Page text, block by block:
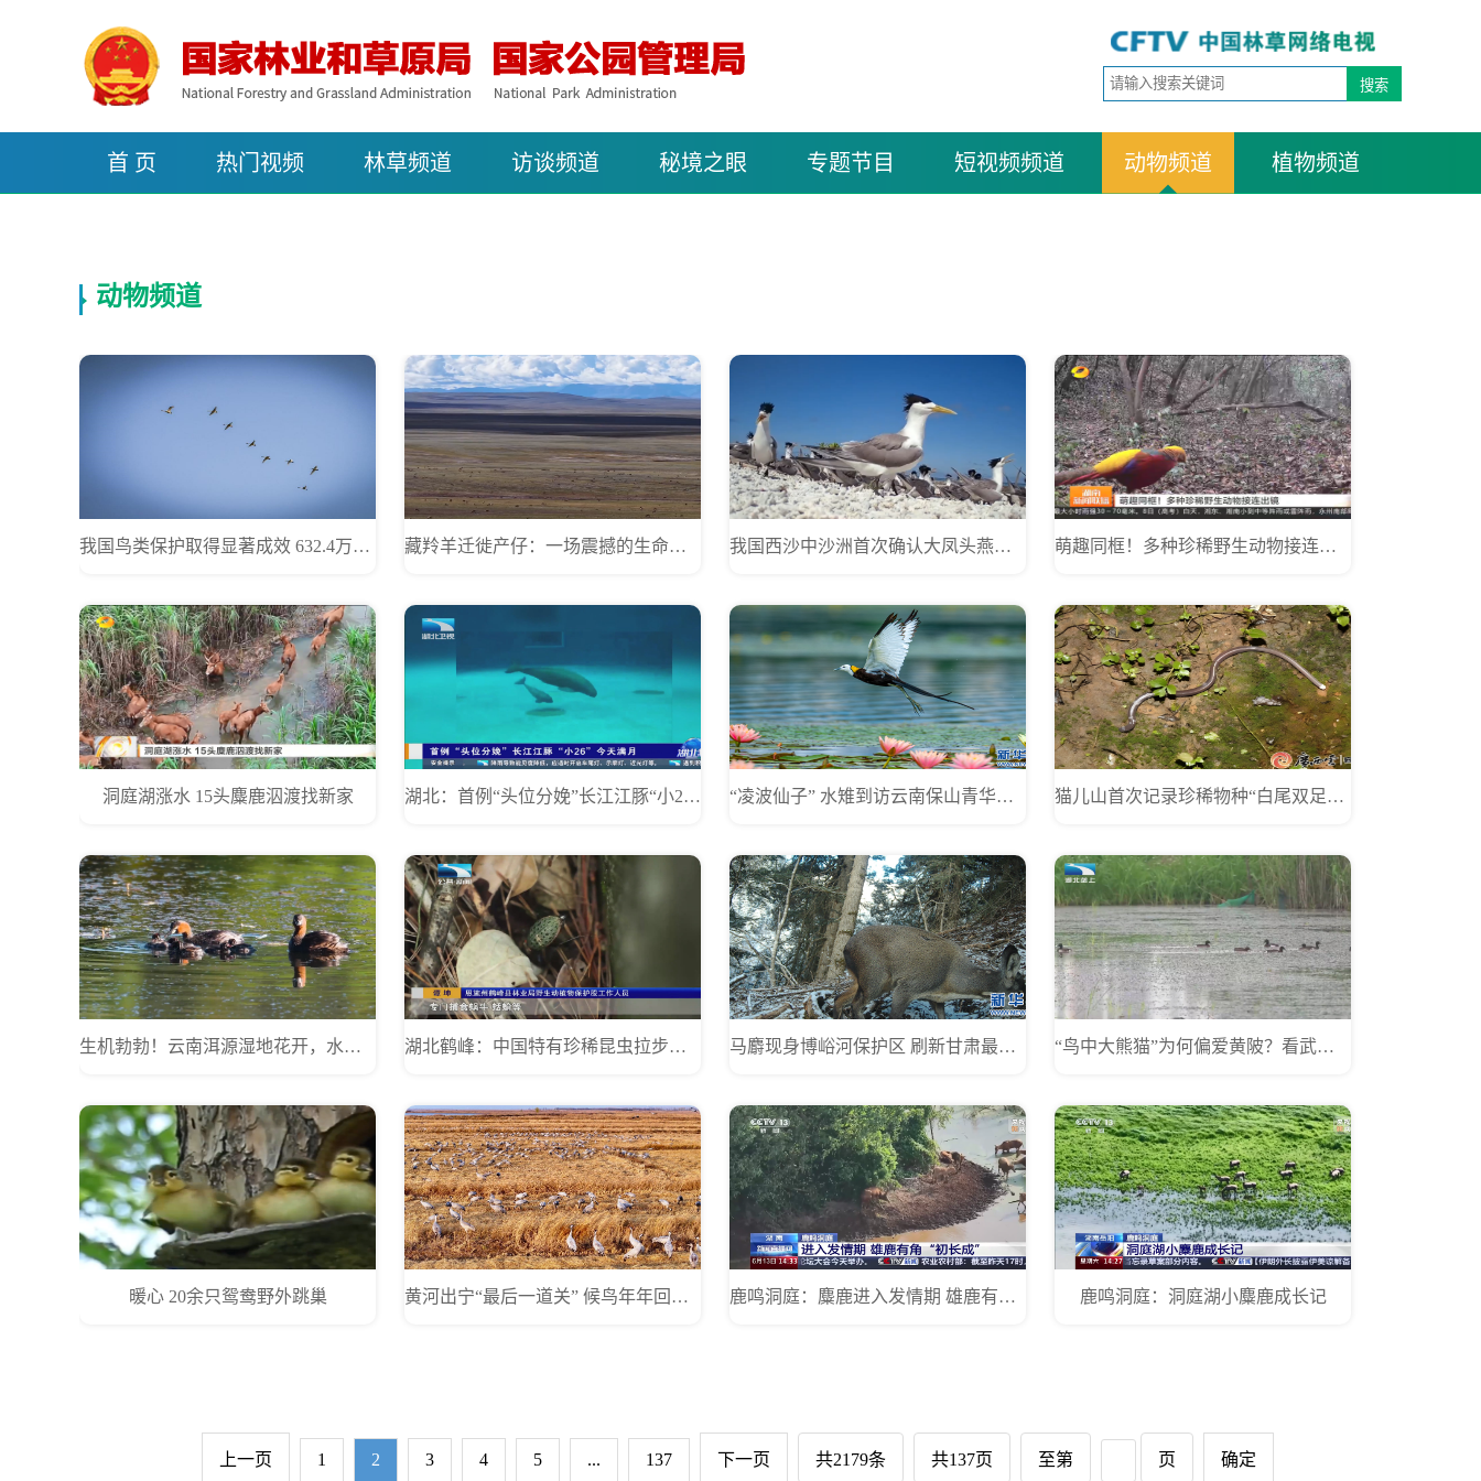
首 页 热门视频 林草频道 访谈频道 秘境之眼 专题节目 短视频频道 动物频道 植物频道
动物频道
我国鸟类保护取得显著成效 632.4万只越冬水鸟创历史新高 藏羚羊迁徙产仔：一场震撼的生命之旅 我国西沙中沙洲首次确认大凤头燕鸥繁殖种群 萌趣同框！多种珍稀野生动物接连出镜
洞庭湖涨水 15头麋鹿泅渡找新家 湖北：首例“头位分娩”长江江豚“小26”今天满月 “凌波仙子” 水雉到访云南保山青华海国家湿地公园 猫儿山首次记录珍稀物种“白尾双足蜥”
生机勃勃！云南洱源湿地花开，水鸟“带娃” 湖北鹤峰：中国特有珍稀昆虫拉步甲现身原始深山 马麝现身博峪河保护区 刷新甘肃最南分布纪录 “鸟中大熊猫”为何偏爱黄陂？看武汉湿地的“满分答卷”
暖心 20余只鸳鸯野外跳巢 黄河出宁“最后一道关” 候鸟年年回来“签到” 鹿鸣洞庭：麋鹿进入发情期 雄鹿有角“初长成” 鹿鸣洞庭：洞庭湖小麋鹿成长记
上一页 1 2 3 4 5 ... 137 下一页 共2179条 共137页 至第 页 确定